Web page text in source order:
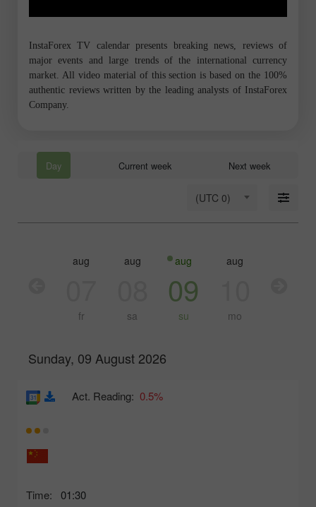
InstaForex TV calendar presents breaking news, reviews of
major events and large trends of the international currency
market. All video material of this section is based on the 100%
authentic reviews written by the leading analysts of InstaForex
Company.
Day Current week Next week
(UTC 0)
aug
fr
aug
sa
aug
09
su
aug
mo
Sunday, 09 August 2026
Time: 01:30
Act. Reading: 0.5%